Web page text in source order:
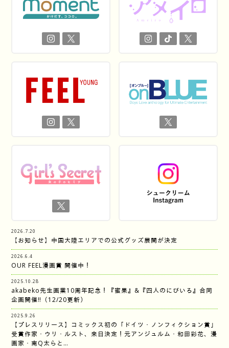
2026.7.20
【お知らせ】中国大陸エリアでの公式グッズ展開が決定
2026.6.4
OUR FEEL漫画賞 開催中！
2025.10.28
akabeko先生画業10周年記念！『蜜果』&『四人のにびいろ』合同
企画開催‼︎（12/20更新）
2025.9.26
【プレスリリース】コミックス初の「ドイツ・ノンフィクション賞」
受賞作家・ウリ・ルスト、来日決定！元アンジュルム・和田彩花、漫
画家・南Q太らと…